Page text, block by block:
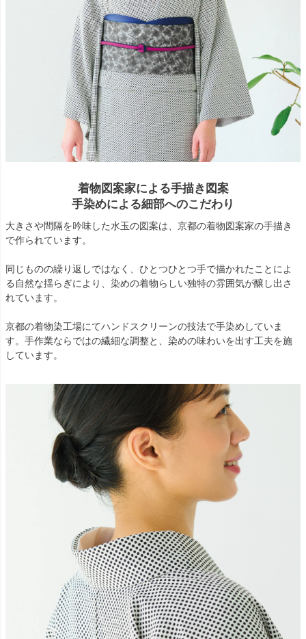
着物図案家による手描き図案
手染めによる細部へのこだわり
大きさや間隔を吟味した水玉の図案は、京都の着物図案家の手描き
で作られています。
同じものの繰り返しではなく、ひとつひとつ手で描かれたことによ
る自然な揺らぎにより、染めの着物らしい独特の雰囲気が醸し出さ
れています。
京都の着物染工場にてハンドスクリーンの技法で手染めしていま
す。手作業ならではの繊細な調整と、染めの味わいを出す工夫を施
しています。